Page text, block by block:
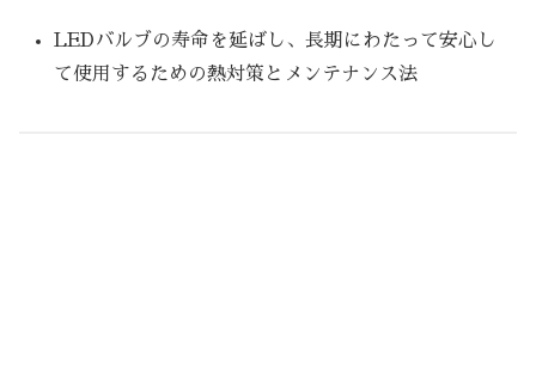
LEDバルブの寿命を延ばし、長期にわたって安心し
て使用するための熱対策とメンテナンス法